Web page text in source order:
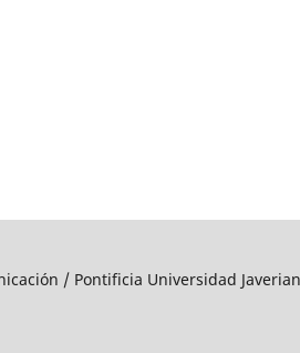
/ Pontificia Universidad